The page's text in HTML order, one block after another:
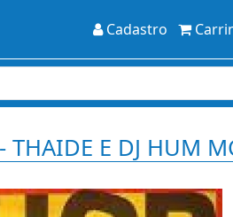
Cadastro
E DJ HUM